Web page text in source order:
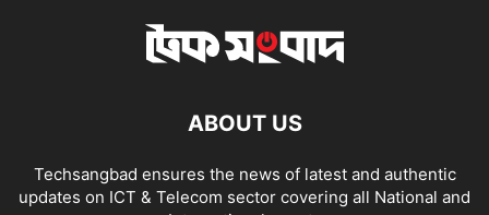
ABOUT US
Techsangbad ensures the news of latest and authentic
updates on ICT & Telecom sector covering all National and